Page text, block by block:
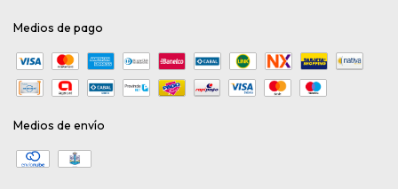
Medios de pago
Medios de envío